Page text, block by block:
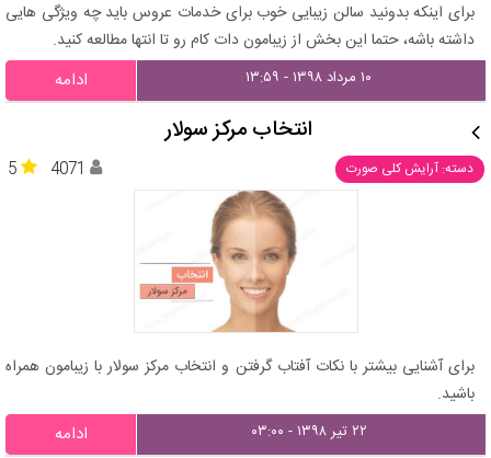
برای اینکه بدونید سالن زیبایی خوب برای خدمات عروس باید چه ویژگی هایی
داشته باشه، حتما این بخش از زیبامون دات کام رو تا انتها مطالعه کنید.
۱۰ مرداد ۱۳۹۸ - ۱۳:۵۹ ادامه
انتخاب مرکز سولار
دسته: آرایش کلی صورت 5 4071
برای آشنایی بیشتر با نکات آفتاب گرفتن و انتخاب مرکز سولار با زیبامون همراه
باشید.
۲۲ تیر ۱۳۹۸ - ۰۳:۰۰ ادامه